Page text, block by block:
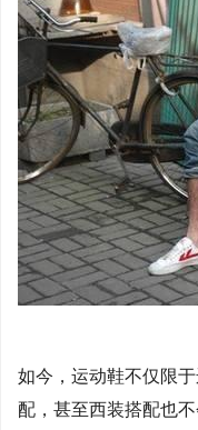
如今，运动鞋不仅限
配，甚至西装搭配也不